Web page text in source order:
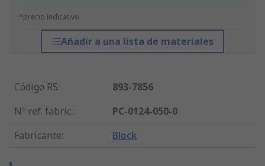
*precio indicativo
Añadir a una lista de materiales
Código RS:
893-7856
Nº ref. fabric.:
PC-0124-050-0
Fabricante: Block